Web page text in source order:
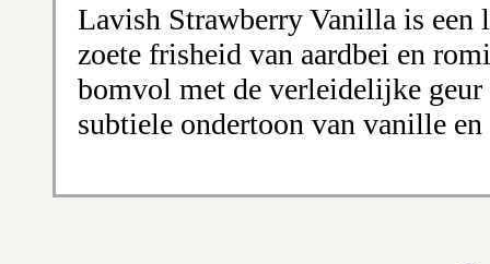
Lavish Strawberry Vanilla is een
zoete frisheid van aardbei en
bomvol met de verleidelijke geur
subtiele ondertoon van vanille